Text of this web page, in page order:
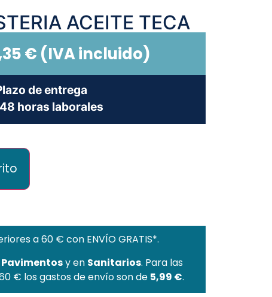
ACEITE TECA
€ (IVA incluido)
de entrega
horas laborales
a 60 € con ENVÍO GRATIS*.
y en Sanitarios. Para las
€ los gastos de envío son de 5,99 €.